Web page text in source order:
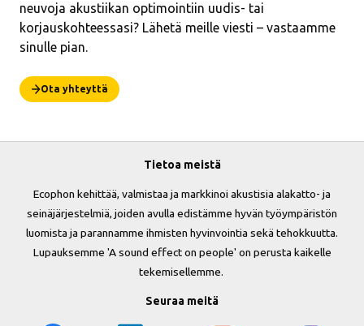
neuvoja akustiikan optimointiin uudis- tai
korjauskohteessasi? Lähetä meille viesti – vastaamme
sinulle pian.
Ota yhteyttä
Tietoa meistä
Ecophon kehittää, valmistaa ja markkinoi akustisia alakatto- ja
seinäjärjestelmiä, joiden avulla edistämme hyvän työympäristön
luomista ja parannamme ihmisten hyvinvointia sekä tehokkuutta.
Lupauksemme 'A sound effect on people' on perusta kaikelle
tekemisellemme.
Seuraa meitä